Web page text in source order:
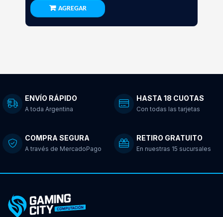
AGREGAR
ENVÍO RÁPIDO
A toda Argentina
HASTA 18 CUOTAS
Con todas las tarjetas
COMPRA SEGURA
A través de MercadoPago
RETIRO GRATUITO
En nuestras 15 sucursales